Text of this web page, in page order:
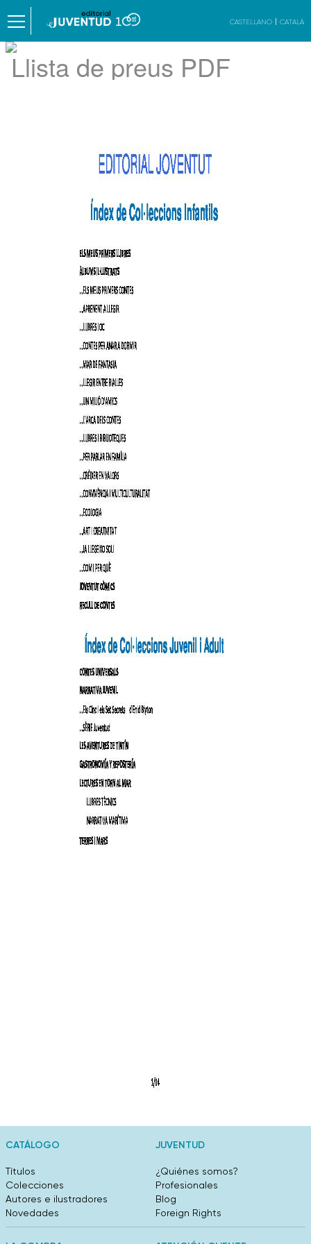
CASTELLANO CATALÀ
Llista de preus PDF
CATÁLOGO
Títulos
Colecciones
Autores e ilustradores
Novedades
JUVENTUD
¿Quiénes somos?
Profesionales
Blog
Foreign Rights